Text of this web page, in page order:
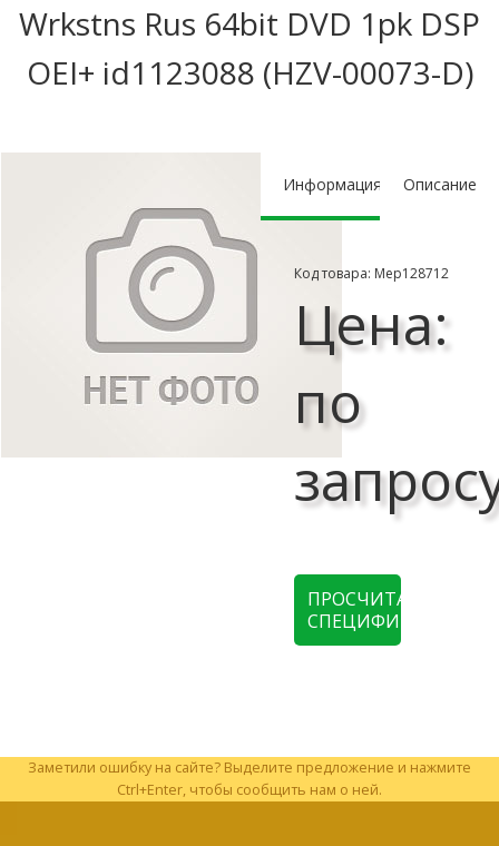
Wrkstns Rus 64bit DVD 1pk DSP
OEI+ id1123088 (HZV-00073-D)
Информация Описание
Код товара: Мер128712
Цена:
по
ПРОСЧИТАТЬ
СПЕЦИФИКАЦИЮ
Заметили ошибку на сайте? Выделите предложение и нажмите
Ctrl+Enter, чтобы сообщить нам о ней.